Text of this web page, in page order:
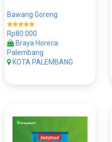
Bawang Goreng
Rp80.000
Braya Horeca
Palembang
KOTA PALEMBANG